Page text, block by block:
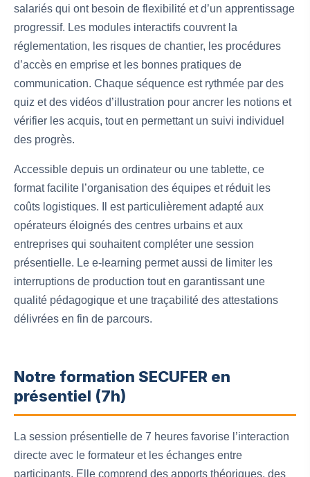
salariés qui ont besoin de flexibilité et d’un apprentissage
progressif. Les modules interactifs couvrent la
réglementation, les risques de chantier, les procédures
d’accès en emprise et les bonnes pratiques de
communication. Chaque séquence est rythmée par des
quiz et des vidéos d’illustration pour ancrer les notions et
vérifier les acquis, tout en permettant un suivi individuel
des progrès.
Accessible depuis un ordinateur ou une tablette, ce
format facilite l’organisation des équipes et réduit les
coûts logistiques. Il est particulièrement adapté aux
opérateurs éloignés des centres urbains et aux
entreprises qui souhaitent compléter une session
présentielle. Le e-learning permet aussi de limiter les
interruptions de production tout en garantissant une
qualité pédagogique et une traçabilité des attestations
délivrées en fin de parcours.
Notre formation SECUFER en
présentiel (7h)
La session présentielle de 7 heures favorise l’interaction
directe avec le formateur et les échanges entre
participants. Elle comprend des apports théoriques, des